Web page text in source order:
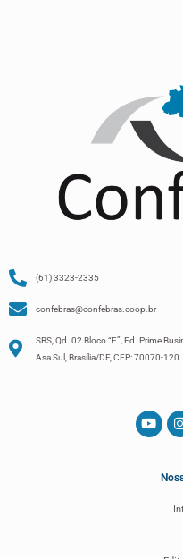
(61) 3323-2335
confebras@confebras.coop.br
SBS, Qd. 02 Bloco “E”, Ed. Prime
Asa Sul, Brasília/DF, CEP: 70070-120